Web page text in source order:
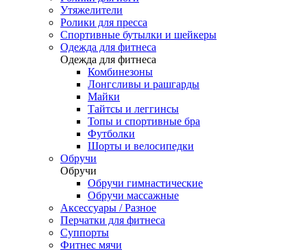
Утяжелители
Ролики для пресса
Спортивные бутылки и шейкеры
Одежда для фитнеса
Одежда для фитнеса
Комбинезоны
Лонгсливы и рашгарды
Майки
Тайтсы и леггинсы
Топы и спортивные бра
Футболки
Шорты и велосипедки
Обручи
Обручи
Обручи гимнастические
Обручи массажные
Аксессуары / Разное
Перчатки для фитнеса
Суппорты
Фитнес мячи